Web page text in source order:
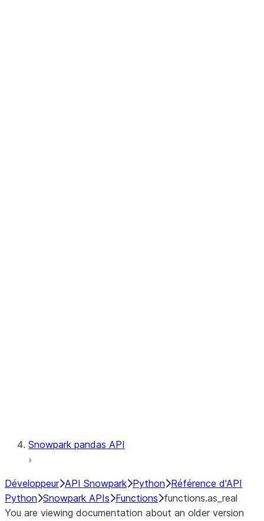
Snowpark pandas API
Développeur API Snowpark Python Référence d'API
Python Snowpark APIs Functions functions.as_real
You are viewing documentation about an older version